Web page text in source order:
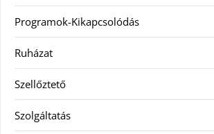
Programok-Kikapcsolódás
Ruházat
Szellőztető
Szolgáltatás